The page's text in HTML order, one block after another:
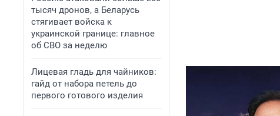
тысяч дронов, а Беларусь
стягивает войска к
украинской границе: главное
об СВО за неделю
Лицевая гладь для чайников:
гайд от набора петель до
первого готового изделия